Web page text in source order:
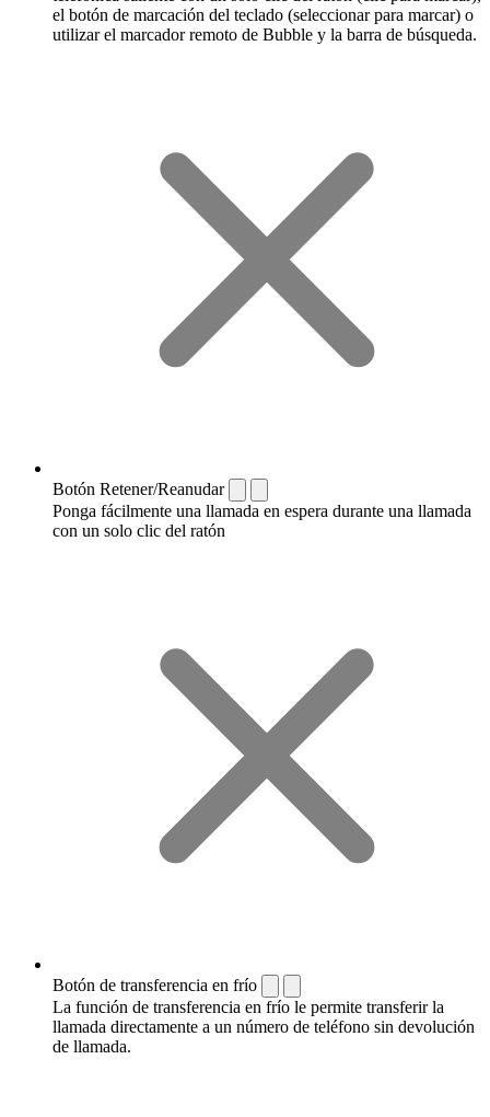
el botón de marcación del teclado (seleccionar para marcar) o
utilizar el marcador remoto de Bubble y la barra de búsqueda.
Botón Retener/Reanudar
Ponga fácilmente una llamada en espera durante una llamada
con un solo clic del ratón
Botón de transferencia en frío
La función de transferencia en frío le permite transferir la
llamada directamente a un número de teléfono sin devolución
de llamada.